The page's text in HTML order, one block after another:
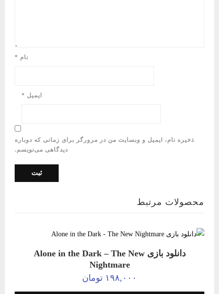
نام *
ایمیل *
ذخیره نام، ایمیل و وبسایت من در مرورگر برای زمانی که دوباره
دیدگاهی می‌نویسم.
محصولات مرتبط
دانلود بازی Alone in the Dark – The New
Nightmare
۱۹۸,۰۰۰ تومان